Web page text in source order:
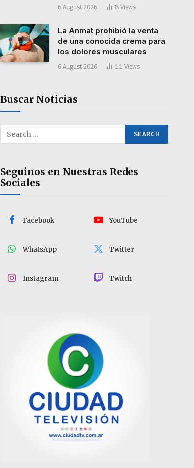
6 August 2026 8 Views
La Anmat prohibió la venta
de una conocida crema para
los dolores musculares
6 August 2026 11 Views
Buscar Noticias
Seguinos en Nuestras Redes
Sociales
Facebook YouTube
WhatsApp Twitter
Instagram Twitch